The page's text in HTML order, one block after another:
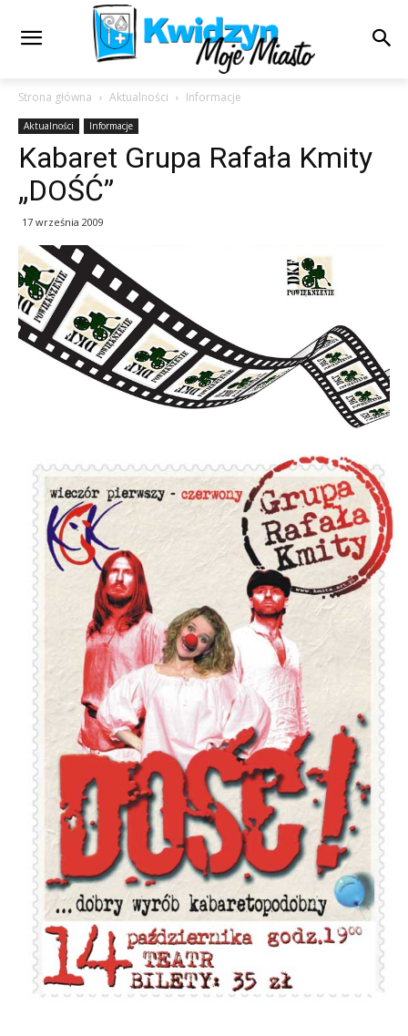
Strona główna Aktualności Informacje
Aktualności Informacje
Kabaret Grupa Rafała Kmity
„DOŚĆ”
17 września 2009